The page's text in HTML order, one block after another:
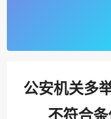
公安机关多
不符合